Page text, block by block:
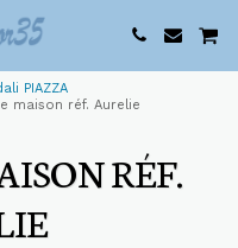
PIAZZA
maison réf. Aurelie
RÉF.